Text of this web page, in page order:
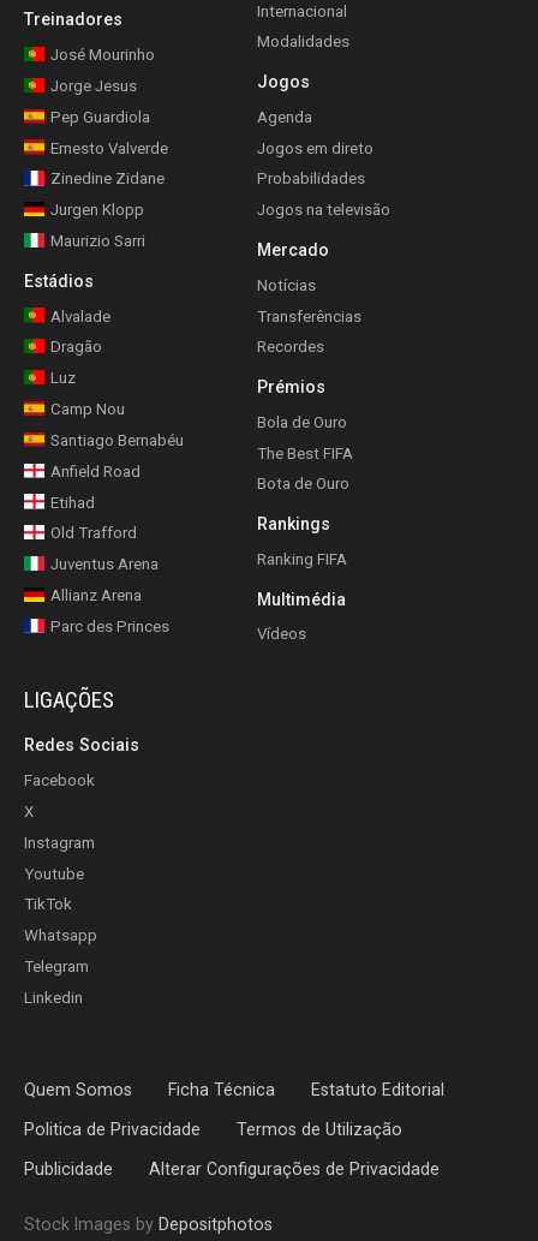
Treinadores
José Mourinho
Jorge Jesus
Pep Guardiola
Ernesto Valverde
Zinedine Zidane
Jurgen Klopp
Maurizio Sarri
Estádios
Alvalade
Dragão
Luz
Camp Nou
Santiago Bernabéu
Anfield Road
Etihad
Old Trafford
Juventus Arena
Allianz Arena
Parc des Princes
Internacional
Modalidades
Jogos
Agenda
Jogos em direto
Probabilidades
Jogos na televisão
Mercado
Notícias
Transferências
Recordes
Prémios
Bola de Ouro
The Best FIFA
Bota de Ouro
Rankings
Ranking FIFA
Multimédia
Vídeos
LIGAÇÕES
Redes Sociais
Facebook
X
Instagram
Youtube
TikTok
Whatsapp
Telegram
Linkedin
Quem Somos Ficha Técnica Estatuto Editorial
Politica de Privacidade Termos de Utilização
Publicidade Alterar Configurações de Privacidade
Stock Images by Depositphotos